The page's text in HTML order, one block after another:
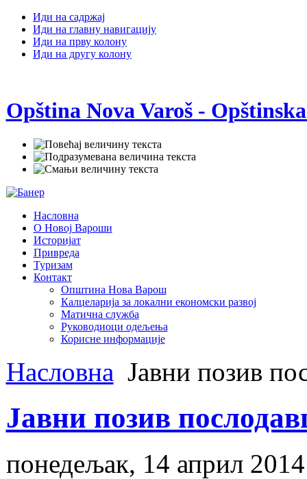
Иди на садржај
Иди на главну навигацију
Иди на прву колону
Иди на другу колону
Opština Nova Varoš -
Насловна
О Новој Вароши
Историјат
Привреда
Туризам
Контакт
Општина Нова Варош
Калцеларија за локални економски развој
Матична служба
Руководиоци одељења
Корисне информације
Насловна Јавни позив
Јавни позив
понедељак, 14 април